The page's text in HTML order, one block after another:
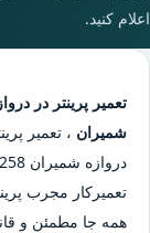
اعلام کنید.
تعمیر پرینتر در
شمیران ، تعمیر
دروازه شمیران
تعمیرکار مجرب